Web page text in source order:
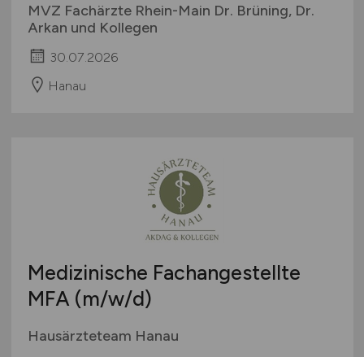
MVZ Fachärzte Rhein-Main Dr. Brüning, Dr.
Arkan und Kollegen
30.07.2026
Hanau
Medizinische Fachangestellte
MFA (m/w/d)
Hausärzteteam Hanau